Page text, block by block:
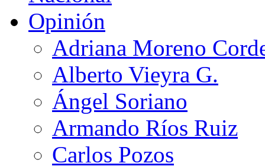
Opinión
Adriana Moreno
Alberto Vieyra G.
Ángel Soriano
Armando Ríos Ruiz
Carlos Pozos